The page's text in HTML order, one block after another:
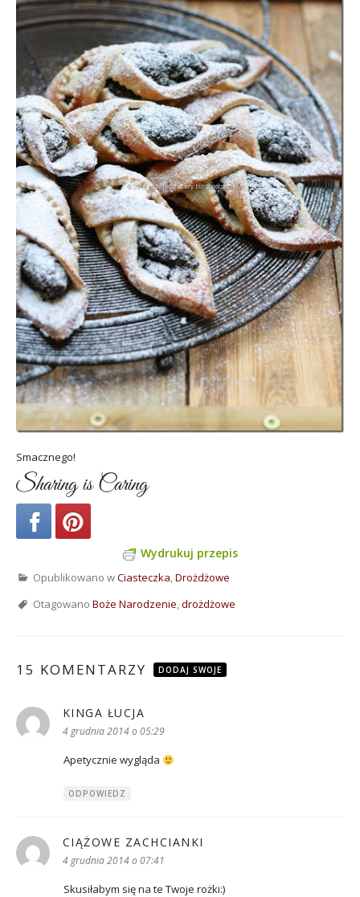
Smacznego!
Sharing is Caring
Wydrukuj przepis
Opublikowano wCiasteczka,Drożdżowe
Otagowano Boże Narodzenie,drożdżowe
15 KOMENTARZY DODAJ SWOJE
KINGA ŁUCJA
4 grudnia 2014 o 05:29
Apetycznie wygląda
ODPOWIEDZ
CIĄŻOWE ZACHCIANKI
4 grudnia 2014 o 07:41
Skusiłabym się na te Twoje rożki:)